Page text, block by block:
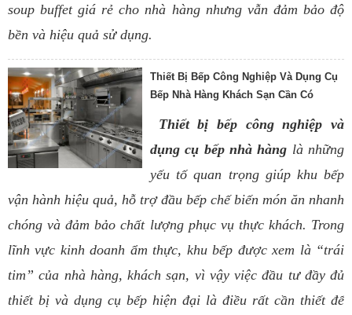
soup buffet giá rẻ cho nhà hàng nhưng vẫn đảm bảo độ
bền và hiệu quả sử dụng.
Thiết Bị Bếp Công Nghiệp Và Dụng Cụ
Bếp Nhà Hàng Khách Sạn Cần Có
Thiết bị bếp công nghiệp và
dụng cụ bếp nhà hàng là những
yếu tố quan trọng giúp khu bếp
vận hành hiệu quả, hỗ trợ đầu bếp chế biến món ăn nhanh
chóng và đảm bảo chất lượng phục vụ thực khách. Trong
lĩnh vực kinh doanh ẩm thực, khu bếp được xem là “trái
tim” của nhà hàng, khách sạn, vì vậy việc đầu tư đầy đủ
thiết bị và dụng cụ bếp hiện đại là điều rất cần thiết để